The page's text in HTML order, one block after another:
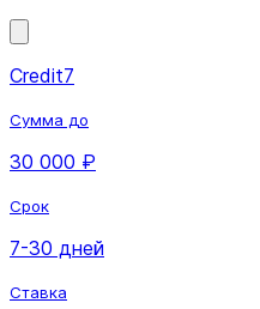
Credit7
Сумма до
30 000 ₽
Срок
7-30 дней
Ставка